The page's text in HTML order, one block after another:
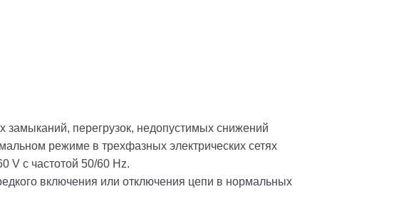
замыканий, перегрузок, недопустимых снижений
режиме в трехфазных электрических сетях
V с частотой 50/60 Hz.
включения или отключения цепи в нормальных